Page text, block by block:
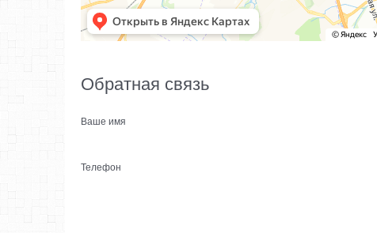
Обратная связь
Ваше имя
Телефон